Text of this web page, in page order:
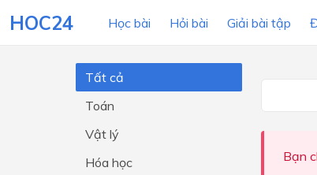
HOC24 Học bài Hỏi bài Giải bài tập
LỚP HỌC
Lớp 12
Tất cả
Toán
Vật lý
Hóa học
Bạn